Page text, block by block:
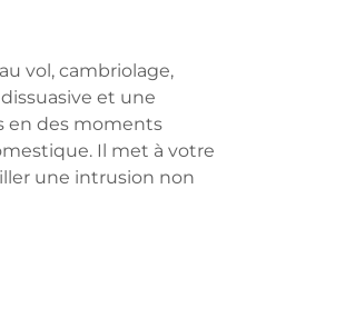
vol, cambriolage,
et une
en des moments
Il met à votre
une intrusion non